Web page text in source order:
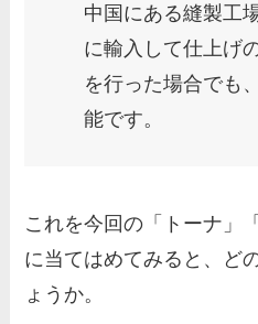
中国にある縫製工
に輸入して仕上げ
を行った場合でも
能です。
これを今回の「トーナ」
に当てはめてみると、ど
ょうか。